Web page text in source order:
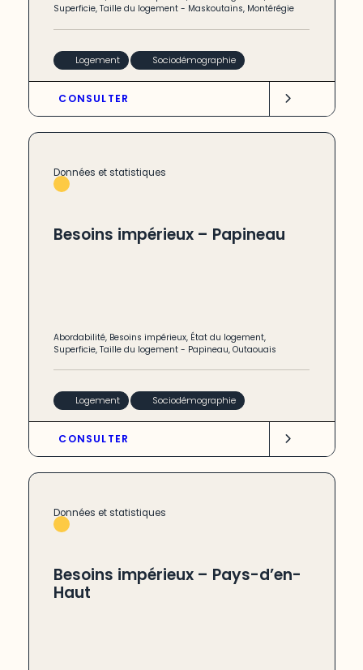
Superficie,Taille du logement - Maskoutains, Montérégie
Logement Sociodémographie
CONSULTER
Données et statistiques
Besoins impérieux – Papineau
Abordabilité, Besoins impérieux, État du logement,
Superficie,Taille du logement - Papineau,Outaouais
Logement Sociodémographie
CONSULTER
Données et statistiques
Besoins impérieux – Pays-d’en-
Haut